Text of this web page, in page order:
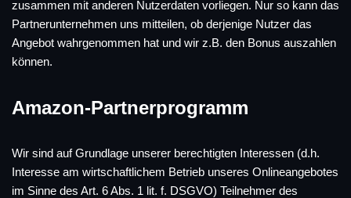
zusammen mit anderen Nutzerdaten vorliegen. Nur so kann das
Partnerunternehmen uns mitteilen, ob derjenige Nutzer das
Angebot wahrgenommen hat und wir z.B. den Bonus auszahlen
können.
Amazon-Partnerprogramm
Wir sind auf Grundlage unserer berechtigten Interessen (d.h.
Interesse am wirtschaftlichem Betrieb unseres Onlineangebotes
im Sinne des Art. 6 Abs. 1 lit. f. DSGVO) Teilnehmer des